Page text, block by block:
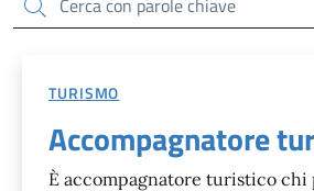
TURISMO
Accompagnatore
È accompagnatore turistico chi